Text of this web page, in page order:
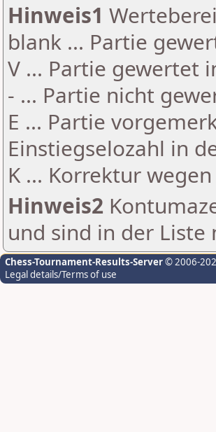
Hinweis1
blank ... Partie
V ... Partie gewertet
- ... Partie nicht
E ... Partie
Einstiegselozahl in
K ... Korrektur
Hinweis2
und sind in der
Chess-Tournament-Results-Server© 2006-
Legal details/Terms of use